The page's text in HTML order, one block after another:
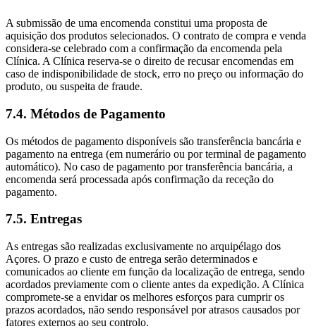
A submissão de uma encomenda constitui uma proposta de
aquisição dos produtos selecionados. O contrato de compra e venda
considera-se celebrado com a confirmação da encomenda pela
Clínica. A Clínica reserva-se o direito de recusar encomendas em
caso de indisponibilidade de stock, erro no preço ou informação do
produto, ou suspeita de fraude.
7.4. Métodos de Pagamento
Os métodos de pagamento disponíveis são transferência bancária e
pagamento na entrega (em numerário ou por terminal de pagamento
automático). No caso de pagamento por transferência bancária, a
encomenda será processada após confirmação da receção do
pagamento.
7.5. Entregas
As entregas são realizadas exclusivamente no arquipélago dos
Açores. O prazo e custo de entrega serão determinados e
comunicados ao cliente em função da localização de entrega, sendo
acordados previamente com o cliente antes da expedição. A Clínica
compromete-se a envidar os melhores esforços para cumprir os
prazos acordados, não sendo responsável por atrasos causados por
fatores externos ao seu controlo.